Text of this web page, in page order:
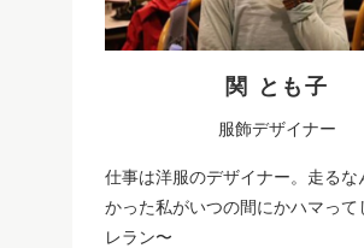
関 とも子
服飾デザイナー
仕事は洋服のデザイナー。走るな
かった私がいつの間にかハマって
レラン〜